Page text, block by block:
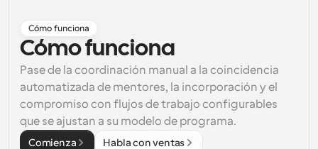
Programación potenciadda con llamadas
impulsadas por IA
Flujos de trabajo
Automatiza la programación y los recordatorios
Blog
Mantente al día con las últimas noticias y
actualizaciones
Reuniones Instantáneas
Reúnete con clientes en minutos
Cómo funciona
Cómo funciona
Pase de la coordinación manual a la coincidencia
automatizada de mentores, la incorporación y el
compromiso con flujos de trabajo configurables
que se ajustan a su modelo de programa.
Comienza Habla con ventas